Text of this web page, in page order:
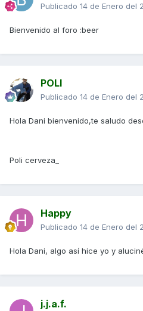
Publicado 14 de Enero del
Bienvenido al foro :beer
POLI
Publicado 14 de Enero del
Hola Dani bienvenido,te saludo
Poli cerveza_
Happy
Publicado 14 de Enero del
Hola Dani, algo así hice yo y
j.j.a.f.